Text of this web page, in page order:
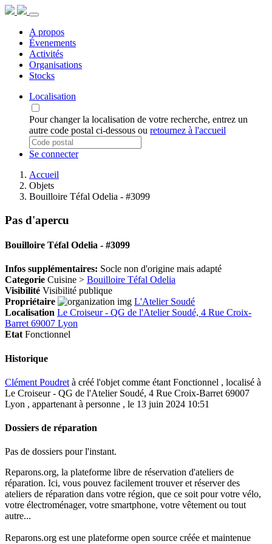
A propos
Évenements
Activités
Organisations
Stocks
Localisation
Pour changer la localisation de votre recherche, entrez un
autre code postal ci-dessous ou retournez à l'accueil
Se connecter
Accueil
Objets
Bouilloire Téfal Odelia - #3099
Pas d'apercu
Bouilloire Téfal Odelia - #3099
Infos supplémentaires: Socle non d'origine mais adapté
Categorie Cuisine > Bouilloire Téfal Odelia
Visibilité Visibilité publique
Propriétaire
L'Atelier Soudé
Localisation Le Croiseur - QG de l'Atelier Soudé, 4 Rue Croix-
Barret 69007 Lyon
Etat Fonctionnel
Historique
Clément Poudret à créé l'objet comme étant Fonctionnel , localisé à
Le Croiseur - QG de l'Atelier Soudé, 4 Rue Croix-Barret 69007
Lyon , appartenant à personne , le 13 juin 2024 10:51
Dossiers de réparation
Pas de dossiers pour l'instant.
Reparons.org, la plateforme libre de réservation d'ateliers de
réparation. Ici, vous pouvez facilement trouver et réserver des
ateliers de réparation dans votre région, que ce soit pour votre vélo,
votre électroménager, votre smartphone, votre vêtement ou tout
autre...
Reparons.org est une plateforme open source créée et maintenue